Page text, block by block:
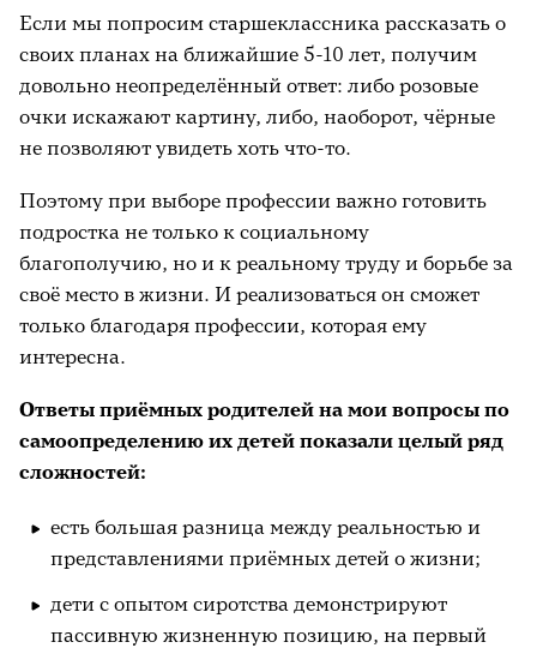
Дайте право самостоятельного выбора
Тренируем практику осознанного выбора
Критикуем, но поддерживаем. Идём к
Связываем мечты и реальность
Если мы попросим старшеклассника рассказать о
своих планах на ближайшие 5-10 лет, получим
довольно неопределённый ответ: либо розовые
очки искажают картину, либо, наоборот, чёрные
не позволяют увидеть хоть что-то.
Поэтому при выборе профессии важно готовить
подростка не только к социальному
благополучию, но и к реальному труду и борьбе за
своё место в жизни. И реализоваться он сможет
только благодаря профессии, которая ему
интересна.
Ответы приёмных родителей на мои вопросы по
самоопределению их детей показали целый ряд
сложностей:
есть большая разница между реальностью и
представлениями приёмных детей о жизни;
дети с опытом сиротства демонстрируют
пассивную жизненную позицию, на первый